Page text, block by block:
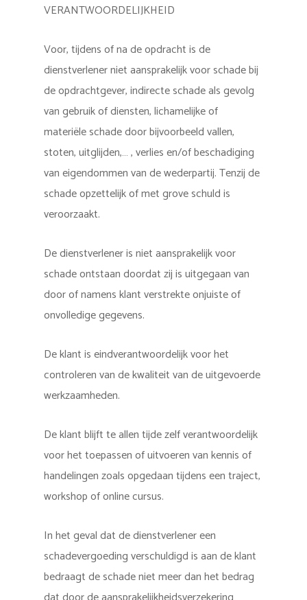
VERANTWOORDELIJKHEID
Voor, tijdens of na de opdracht is de
dienstverlener niet aansprakelijk voor schade bij
de opdrachtgever, indirecte schade als gevolg
van gebruik of diensten, lichamelijke of
materiële schade door bijvoorbeeld vallen,
stoten, uitglijden,… , verlies en/of beschadiging
van eigendommen van de wederpartij. Tenzij de
schade opzettelijk of met grove schuld is
veroorzaakt.
De dienstverlener is niet aansprakelijk voor
schade ontstaan doordat zij is uitgegaan van
door of namens klant verstrekte onjuiste of
onvolledige gegevens.
De klant is eindverantwoordelijk voor het
controleren van de kwaliteit van de uitgevoerde
werkzaamheden.
De klant blijft te allen tijde zelf verantwoordelijk
voor het toepassen of uitvoeren van kennis of
handelingen zoals opgedaan tijdens een traject,
workshop of online cursus.
In het geval dat de dienstverlener een
schadevergoeding verschuldigd is aan de klant
bedraagt de schade niet meer dan het bedrag